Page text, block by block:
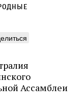
Ассамблеи